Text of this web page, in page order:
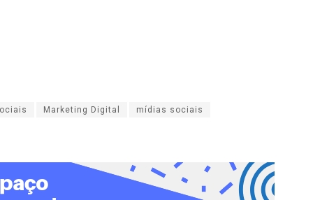
Marketing Digital mídias sociais